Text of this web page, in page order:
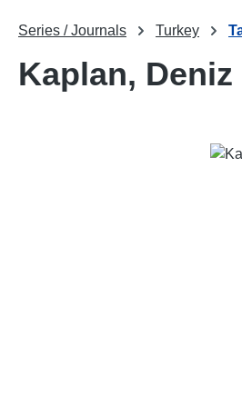
Series / Journals Turkey
Kaplan, Deniz